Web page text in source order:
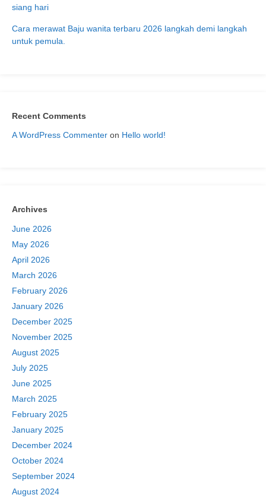
siang hari
Cara merawat Baju wanita terbaru 2026 langkah demi langkah
untuk pemula.
Recent Comments
A WordPress Commenter on Hello world!
Archives
June 2026
May 2026
April 2026
March 2026
February 2026
January 2026
December 2025
November 2025
August 2025
July 2025
June 2025
March 2025
February 2025
January 2025
December 2024
October 2024
September 2024
August 2024